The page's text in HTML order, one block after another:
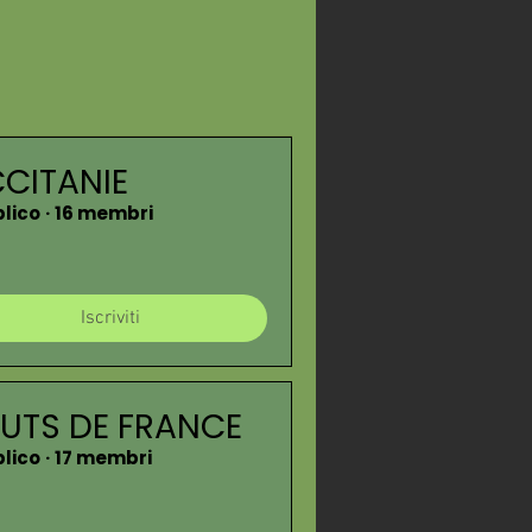
· 16 membri
Iscriviti
DE FRANCE
· 17 membri